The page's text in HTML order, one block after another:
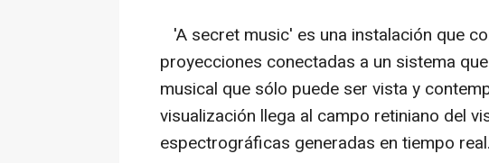
'A secret music' es una instalación que
proyecciones conectadas a un sistema
musical que sólo puede ser vista y
visualización llega al campo retiniano del
espectrográficas generadas en tiempo real.